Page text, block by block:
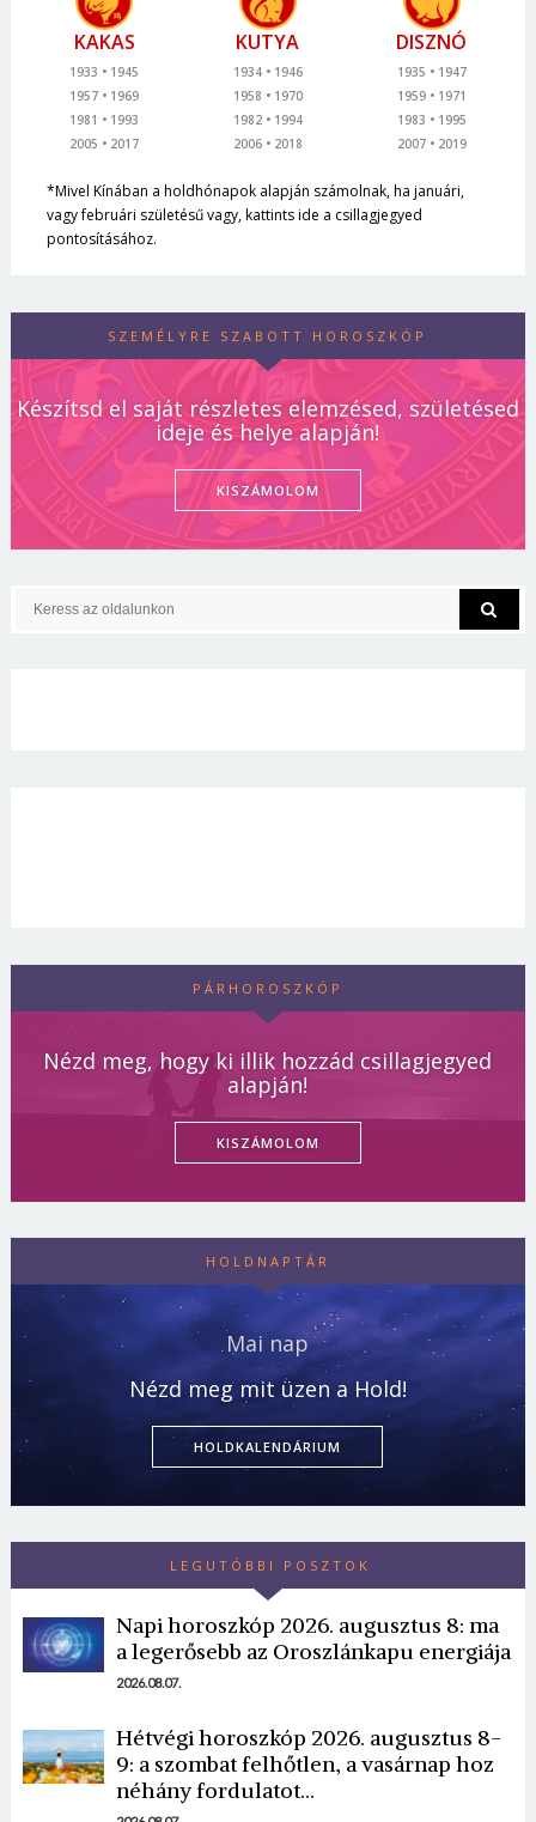
KAKAS
1933
1945
1957
1969
1981
1993
2005
2017
KUTYA
1934
1946
1958
1970
1982
1994
2006
2018
DISZNÓ
1935
1947
1959
1971
1983
1995
2007
2019
*Mivel Kínában a holdhónapok alapján számolnak, ha januári,
vagy februári születésű vagy, kattints ide a csillagjegyed
pontosításához.
SZEMÉLYRE SZABOTT HOROSZKÓP
Készítsd el saját részletes elemzésed, születésed
ideje és helye alapján!
KISZÁMOLOM
PÁRHOROSZKÓP
Nézd meg, hogy ki illik hozzád csillagjegyed
alapján!
KISZÁMOLOM
HOLDNAPTÁR
Mai nap
Nézd meg mit üzen a Hold!
HOLDKALENDÁRIUM
LEGUTÓBBI POSZTOK
Napi horoszkóp 2026. augusztus 8: ma
a legerősebb az Oroszlánkapu energiája
2026.08.07.
Hétvégi horoszkóp 2026. augusztus 8-
9: a szombat felhőtlen, a vasárnap hoz
néhány fordulatot…
Borsonline bejelentkezés